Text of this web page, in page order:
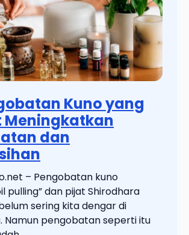
Kuno yang
Meningkatkan
dan
– Pengobatan kuno
pulling” dan pijat Shirodhara
sering kita dengar di
Namun pengobatan seperti itu